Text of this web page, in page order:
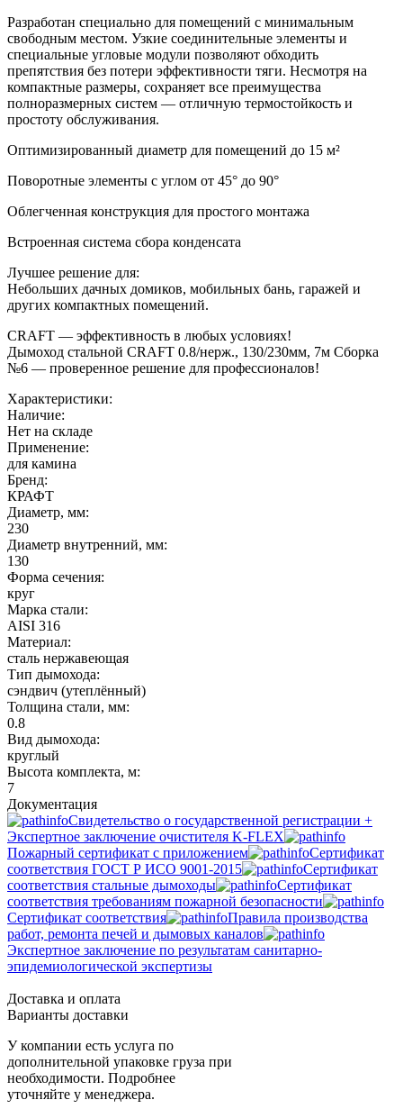
Разработан специально для помещений с минимальным
свободным местом. Узкие соединительные элементы и
специальные угловые модули позволяют обходить
препятствия без потери эффективности тяги. Несмотря на
компактные размеры, сохраняет все преимущества
полноразмерных систем — отличную термостойкость и
простоту обслуживания.
Оптимизированный диаметр для помещений до 15 м²
Поворотные элементы с углом от 45° до 90°
Облегченная конструкция для простого монтажа
Встроенная система сбора конденсата
Лучшее решение для:
Небольших дачных домиков, мобильных бань, гаражей и
других компактных помещений.
CRAFT — эффективность в любых условиях!
Дымоход стальной CRAFT 0.8/нерж., 130/230мм, 7м Сборка
№6 — проверенное решение для профессионалов!
Характеристики:
Наличие:
Нет на складе
Применение:
для камина
Бренд:
КРАФТ
Диаметр, мм:
230
Диаметр внутренний, мм:
130
Форма сечения:
круг
Марка стали:
AISI 316
Материал:
сталь нержавеющая
Тип дымохода:
сэндвич (утеплённый)
Толщина стали, мм:
0.8
Вид дымохода:
круглый
Высота комплекта, м:
7
Документация
Свидетельство о государственной регистрации +
Экспертное заключение очистителя K-FLEX
Пожарный сертификат с приложением
Сертификат
соответствия ГОСТ Р ИСО 9001-2015
Сертификат
соответствия стальные дымоходы
Сертификат
соответствия требованиям пожарной безопасности
Сертификат соответствия
Правила производства
работ, ремонта печей и дымовых каналов
Экспертное заключение по результатам санитарно-
эпидемиологической экспертизы
Доставка и оплата
Варианты доставки
У компании есть услуга по
дополнительной упаковке груза при
необходимости. Подробнее
уточняйте у менеджера.